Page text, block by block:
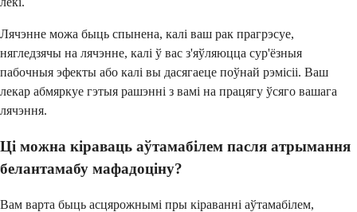
Лячэнне можа быць спынена, калі ваш рак прагрэсуе,
нягледзячы на лячэнне, калі ў вас з'яўляюцца сур'ёзныя
пабочныя эфекты або калі вы дасягаеце поўнай рэмісіі. Ваш
лекар абмяркуе гэтыя рашэнні з вамі на працягу ўсяго вашага
лячэння.
Ці можна кіраваць аўтамабілем пасля атрымання
белантамабу мафадоціну?
Вам варта быць асцярожнымі пры кіраванні аўтамабілем,